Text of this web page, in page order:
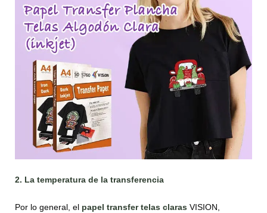
2. La temperatura de la transferencia
Por lo general, el papel transfer telas claras VISION,